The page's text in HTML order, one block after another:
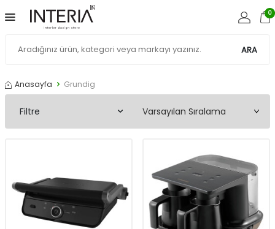
ARA
0
Anasayfa Grundig
Filtre